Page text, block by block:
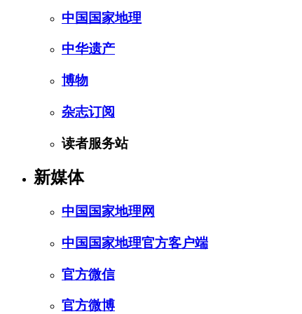
中国国家地理
中华遗产
博物
杂志订阅
读者服务站
新媒体
中国国家地理网
中国国家地理官方客户端
官方微信
官方微博